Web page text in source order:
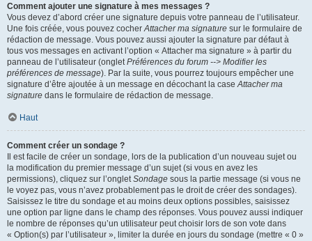
Comment ajouter une signature à mes messages ?
Vous devez d’abord créer une signature depuis votre panneau de l’utilisateur.
Une fois créée, vous pouvez cocherAttacher ma signature sur le formulaire de
rédaction de message. Vous pouvez aussi ajouter la signature par défaut à
tous vos messages en activant l’option « Attacher ma signature » à partir du
panneau de l’utilisateur (ongletPréférences du forum --> Modifier les
préférences de message). Par la suite, vous pourrez toujours empêcher une
signature d’être ajoutée à un message en décochant la caseAttacher ma
signature dans le formulaire de rédaction de message.
Haut
Comment créer un sondage ?
Il est facile de créer un sondage, lors de la publication d’un nouveau sujet ou
la modification du premier message d’un sujet (si vous en avez les
permissions), cliquez sur l’ongletSondage sous la partie message (si vous ne
le voyez pas, vous n’avez probablement pas le droit de créer des sondages).
Saisissez le titre du sondage et au moins deux options possibles, saisissez
une option par ligne dans le champ des réponses. Vous pouvez aussi indiquer
le nombre de réponses qu’un utilisateur peut choisir lors de son vote dans
« Option(s) par l’utilisateur », limiter la durée en jours du sondage (mettre « 0 »